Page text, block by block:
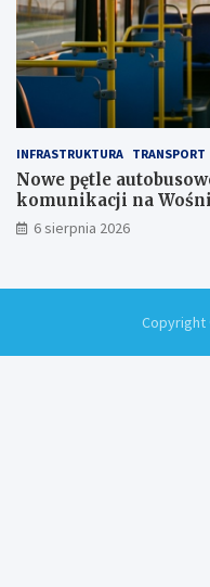
INFRASTRUKTURA TRANSPORT
Nowe pętle
komunikacji na
Zamłyniu
6 sierpnia 2026
Copyright